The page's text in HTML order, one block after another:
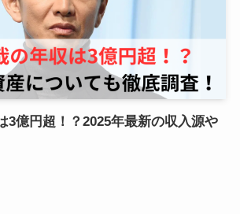
3億円超！？2025年最新の収入源や